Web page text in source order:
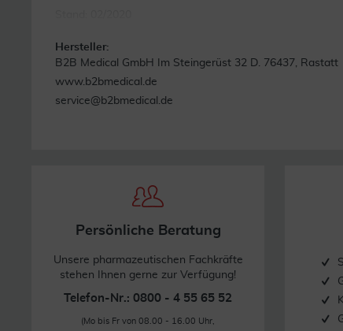
Hersteller:
B2B Medical GmbH Im Steingerüst 32 D. 76437, Rastatt
www.b2bmedical.de
service@b2bmedical.de
Persönliche Beratung
Unsere pharmazeutischen Fachkräfte
stehen Ihnen gerne zur Verfügung!
Telefon-Nr.: 0800 - 4 55 65 52
(Mo bis Fr von 08.00 - 16.00 Uhr,